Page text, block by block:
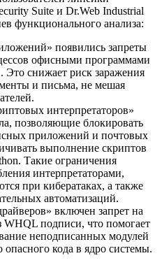
Suite и Dr.Web Industrial
функционального анализа:
появились запреты
офисными программами
снижает риск заражения
и письма, не мешая
интерпретаторов»
позволяющие блокировать
приложений и почтовых
выполнение скриптов
Такие ограничения
интерпретаторами,
при кибератаках, а также
автоматизаций.
включен запрет на
WHQL подписи, что помогает
неподписанных модулей
опасного кода в ядро системы.